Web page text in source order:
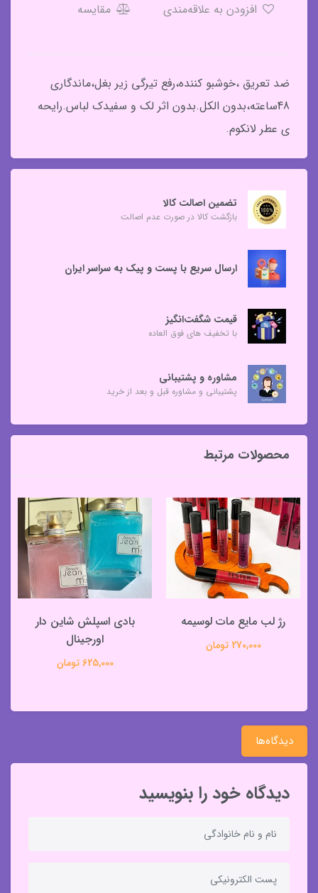
مقایسه
ضد تعریق ،خوشبو کننده،رفع تیرگی زیر بغل،ماندگاری
48ساعته،بدون الکل.بدون اثر لک و سفیدک لباس.رایحه
ی عطر لانکوم.
تضمین اصالت کالا
بازگشت کالا در صورت عدم اصالت
ارسال سریع با پست و پیک به سراسر ایران
قیمت شگفت‌انگیز
با تخفیف های فوق العاده
مشاوره و پشتیبانی
پشتیبانی و مشاوره قبل و بعد از خرید
محصولات مرتبط
رژ لب مایع مات لوسیمه
270,000 تومان
بادی اسپلش شاین دار
اورجینال
625,000 تومان
دیدگاه‌ها
دیدگاه خود را بنویسید